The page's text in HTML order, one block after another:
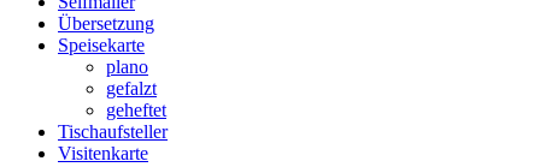
Übersetzung
Speisekarte
plano
gefalzt
geheftet
Tischaufsteller
Visitenkarte